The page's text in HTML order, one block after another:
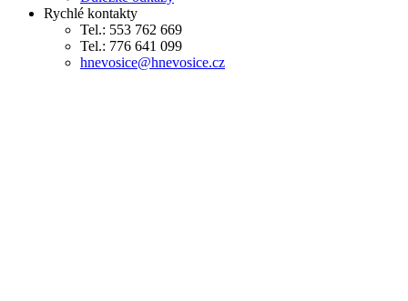
Rychlé kontakty
Tel.: 553 762 669
Tel.: 776 641 099
hnevosice@hnevosice.cz